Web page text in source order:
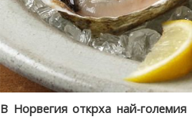
В Норвегия открха най-